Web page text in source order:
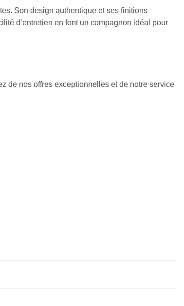
Son design authentique et ses finitions
d’entretien en font un compagnon idéal pour
de nos offres exceptionnelles et de notre service